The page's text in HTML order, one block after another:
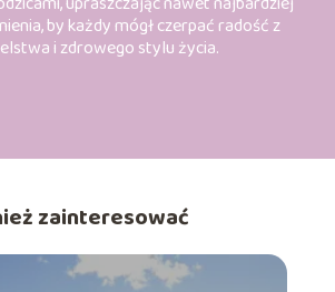
by każdy mógł czerpać radość z
i zdrowego stylu życia.
zainteresować